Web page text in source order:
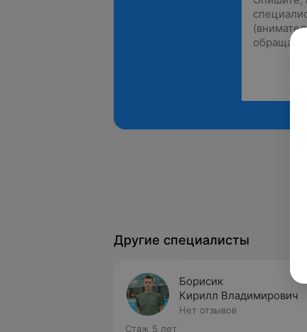
Другие специалисты
Борисик
Кирилл Владимирович
Нет отзывов
Стаж 5 лет